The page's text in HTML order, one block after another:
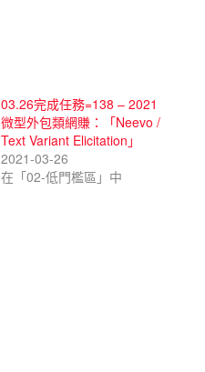
03.26完成任務=138 – 2021
微型外包類網賺：「Neevo /
Text Variant Elicitation」
2021-03-26
在「02-低門檻區」中